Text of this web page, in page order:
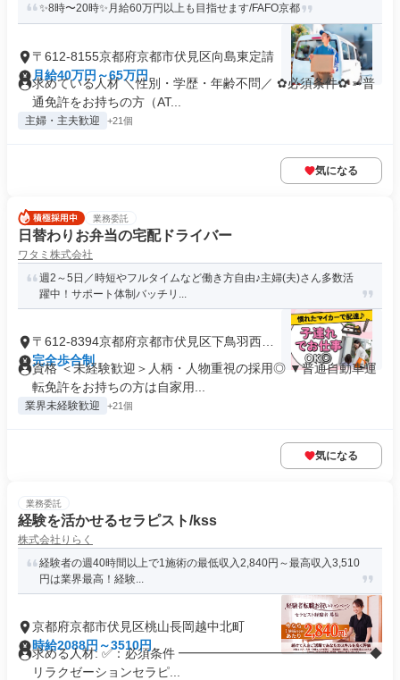
✨8時〜20時✨月給60万円以上も目指せます/FAFO京都
〒612-8155京都府京都市伏見区向島東定請
月給40万円～65万円
求めている人材 ＼性別・学歴・年齢不問／ ✿必須条件✿ ➳普
通免許をお持ちの方（AT...
主婦・主夫歓迎 +21個
気になる
業務委託
日替わりお弁当の宅配ドライバー
ワタミ株式会社
週2～5日／時短やフルタイムなど働き方自由♪主婦(夫)さん多数活
躍中！サポート体制バッチリ...
〒612-8394京都府京都市伏見区下鳥羽西芹
川町
完全歩合制
資格 ＜未経験歓迎＞人柄・人物重視の採用◎ ▼普通自動車運
転免許をお持ちの方は自家用...
業界未経験歓迎 +21個
気になる
業務委託
経験を活かせるセラピスト/kss
株式会社りらく
経験者の週40時間以上で1施術の最低収入2,840円～最高収入3,510
円は業界最高！経験...
京都府京都市伏見区桃山長岡越中北町
時給2088円～3510円
求める人材: ✅：必須条件 ━━━━━━━━━━━━━━━ ◆
リラクゼーションセラピ...